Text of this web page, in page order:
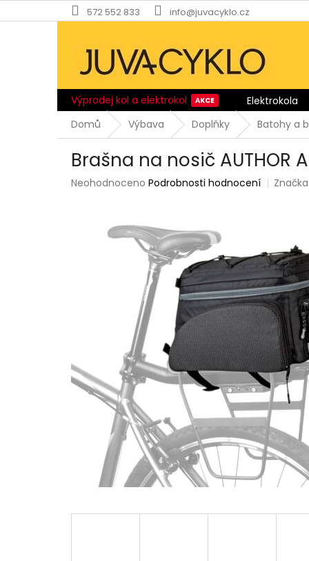
na
572 552 833 info@juvacyklo.cz
Výprodej kol a elektrokol Elektrokola
Domů
Výbava Doplňky Batohy a
Brašna na nosič AUTHOR
Průměrné
Neohodnoceno Podrobnosti hodnocení